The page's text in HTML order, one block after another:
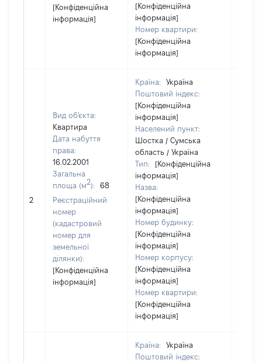
[Конфіденційна
інформація]
[Конфіденційна
інформація]
Номер квартири:
[Конфіденційна
інформація]
2
Вид об'єкта:
Квартира
Дата набуття
права:
16.02.2001
Загальна
площа (м2):
68
Реєстраційний
номер
(кадастровий
номер для
земельної
ділянки):
[Конфіденційна
інформація]
Країна:
Україна
Поштовий індекс:
[Конфіденційна
інформація]
Населений пункт:
Шостка / Сумська
область / Україна
Тип:
[Конфіденційна
інформація]
Назва:
[Конфіденційна
інформація]
Номер будинку:
[Конфіденційна
інформація]
Номер корпусу:
[Конфіденційна
інформація]
Номер квартири:
[Конфіденційна
інформація]
Країна:
Україна
Поштовий індекс: